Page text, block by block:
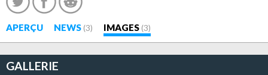
APERÇU NEWS (3) IMAGES (3)
GALLERIE